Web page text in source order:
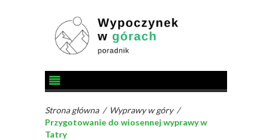
Strona główna / Wyprawy w góry /
Przygotowanie do wiosennej wyprawy w
Tatry